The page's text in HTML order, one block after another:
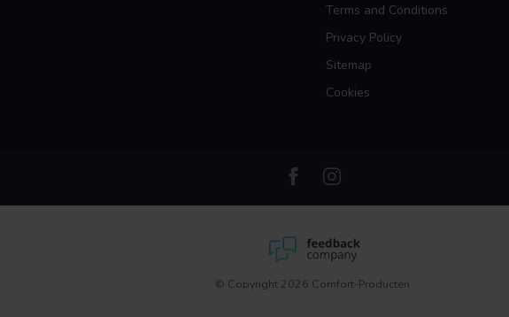
Terms and Conditions
Privacy Policy
Sitemap
Cookies
© Copyright 2026 Comfort-Producten